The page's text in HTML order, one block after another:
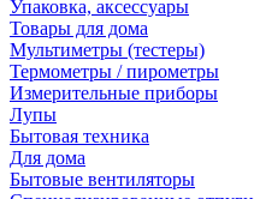
Упаковка, аксессуары
Товары для дома
Мультиметры (тестеры)
Термометры / пирометры
Измерительные приборы
Лупы
Бытовая техника
Для дома
Бытовые вентиляторы